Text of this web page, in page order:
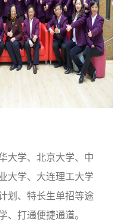
大学、北京大学、中
大学、大连理工大学
划、特长生单招等途
、打通便捷通道。